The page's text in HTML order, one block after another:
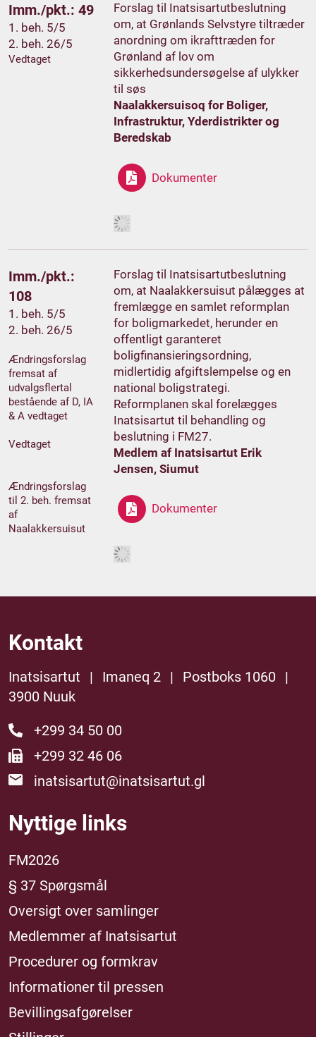
Imm./pkt.: 49
1. beh. 5/5
2. beh. 26/5
Vedtaget
Forslag til Inatsisartutbeslutning
om, at Grønlands Selvstyre tiltræder
anordning om ikrafttræden for
Grønland af lov om
sikkerhedsundersøgelse af ulykker
til søs
Naalakkersuisoq for Boliger,
Infrastruktur, Yderdistrikter og
Beredskab
Dokumenter
Imm./pkt.:
108
1. beh. 5/5
2. beh. 26/5
Ændringsforslag
fremsat af
udvalgsflertal
bestående af D, IA
& A vedtaget
Vedtaget
Ændringsforslag
til 2. beh. fremsat
af
Naalakkersuisut
Forslag til Inatsisartutbeslutning
om, at Naalakkersuisut pålægges at
fremlægge en samlet reformplan
for boligmarkedet, herunder en
offentligt garanteret
boligfinansieringsordning,
midlertidig afgiftslempelse og en
national boligstrategi.
Reformplanen skal forelægges
Inatsisartut til behandling og
beslutning i FM27.
Medlem af Inatsisartut Erik
Jensen, Siumut
Dokumenter
Kontakt
Inatsisartut | Imaneq 2 | Postboks 1060
|
3900 Nuuk
+299 34 50 00
+299 32 46 06
inatsisartut@inatsisartut.gl
Nyttige links
FM2026
§ 37 Spørgsmål
Oversigt over samlinger
Medlemmer af Inatsisartut
Procedurer og formkrav
Informationer til pressen
Bevillingsafgørelser